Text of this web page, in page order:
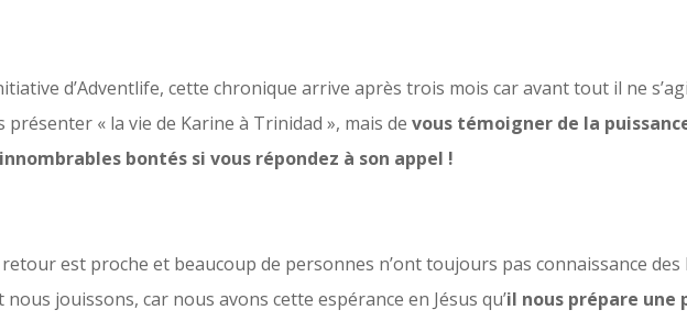
d’Adventlife, cette chronique arrive après trois mois car avant tout il ne
présenter « la vie de Karine à Trinidad », mais devous témoigner de la
bontés si vous répondez à son appel !
est proche et beaucoup de personnes n’ont toujours pas connaissance des
nous jouissons, car nous avons cette espérance en Jésus qu’il nous prépare une